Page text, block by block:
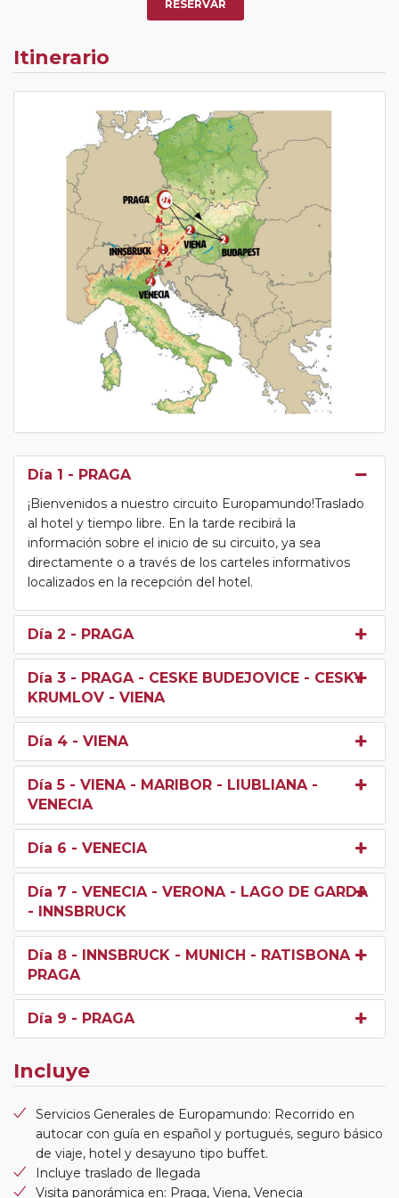
RESERVAR
Itinerario
Día 1 - PRAGA
¡Bienvenidos a nuestro circuito Europamundo!Traslado
al hotel y tiempo libre. En la tarde recibirá la
información sobre el inicio de su circuito, ya sea
directamente o a través de los carteles informativos
localizados en la recepción del hotel.
Día 2 - PRAGA
Día 3 - PRAGA - CESKE BUDEJOVICE - CESKY
KRUMLOV - VIENA
Día 4 - VIENA
Día 5 - VIENA - MARIBOR - LIUBLIANA -
VENECIA
Día 6 - VENECIA
Día 7 - VENECIA - VERONA - LAGO DE GARDA
- INNSBRUCK
Día 8 - INNSBRUCK - MUNICH - RATISBONA -
PRAGA
Día 9 - PRAGA
Incluye
Servicios Generales de Europamundo: Recorrido en
autocar con guía en español y portugués, seguro básico
de viaje, hotel y desayuno tipo buffet.
Incluye traslado de llegada
Visita panorámica en: Praga, Viena, Venecia